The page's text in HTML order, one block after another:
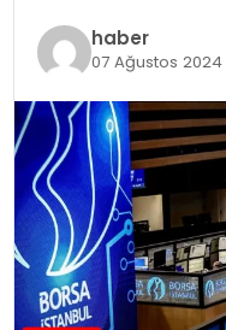
SOSYAL HABER
haber
07 Ağustos 2024